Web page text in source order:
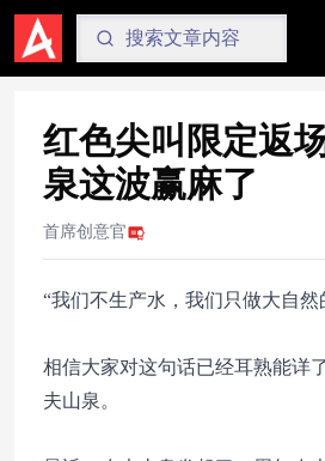
红色尖叫限定返
泉这波赢麻了
首席创意官
“我们不生产水，我们只做大自然
相信大家对这句话已经耳熟能详
夫山泉。